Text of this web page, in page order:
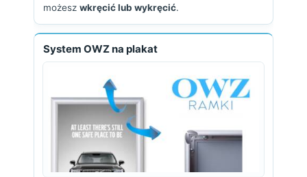
możesz wkręcić lub wykręcić.
System OWZ na plakat